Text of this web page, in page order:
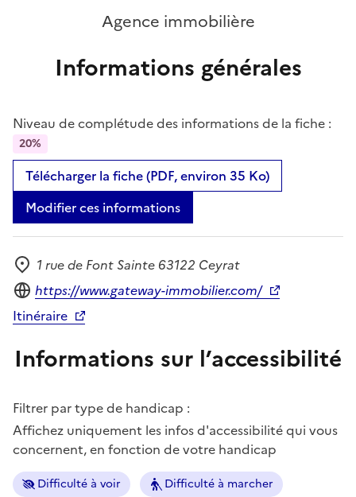
Agence immobilière
Informations générales
Niveau de complétude des informations de la fiche :
20%
Télécharger la fiche (PDF, environ 35 Ko)
Modifier ces informations
Adresse
1 rue de Font Sainte 63122 Ceyrat
Site internet
https://www.gateway-immobilier.com/
Itinéraire
Informations sur l’accessibilité
Filtrer par type de handicap :
Affichez uniquement les infos d'accessibilité qui vous
concernent, en fonction de votre handicap
Difficulté à voir Difficulté à marcher